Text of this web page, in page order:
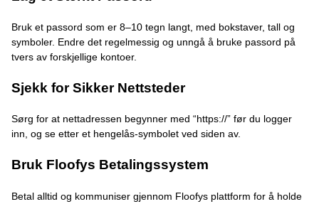
Bruk et passord som er 8–10 tegn langt, med bokstaver, tall og
symboler. Endre det regelmessig og unngå å bruke passord på
tvers av forskjellige kontoer.
Sjekk for Sikker Nettsteder
Sørg for at nettadressen begynner med “https://” før du logger
inn, og se etter et hengelås-symbolet ved siden av.
Bruk Floofys Betalingssystem
Betal alltid og kommuniser gjennom Floofys plattform for å holde